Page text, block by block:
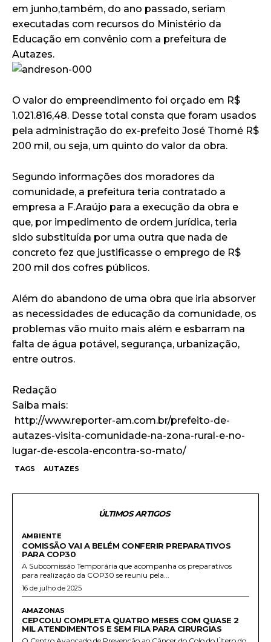
em junho,também, do ano passado, seriam
executadas com recursos do Ministério da
Educação em convênio com a prefeitura de
Autazes.
O valor do empreendimento foi orçado em R$
1.021.816,48. Desse total consta que foram usados
pela administração do ex-prefeito José Thomé R$
200 mil, ou seja, um quinto do valor da obra.
Segundo informações dos moradores da
comunidade, a prefeitura teria contratado a
empresa a F.Araújo para a execução da obra e
que, por impedimento de ordem jurídica, teria
sido substituída por uma outra que nada de
concreto fez que justificasse o emprego de R$
200 mil dos cofres públicos.
Além do abandono de uma obra que iria absorver
as necessidades de educação da comunidade, os
problemas vão muito mais além e esbarram na
falta de água potável, segurança, urbanização,
entre outros.
Redação
Saiba mais:
http://www.reporter-am.com.br/prefeito-de-
autazes-visita-comunidade-na-zona-rural-e-no-
lugar-de-escola-encontra-so-mato/
TAGS AUTAZES
ÚLTIMOS ARTIGOS
AMBIENTE
COMISSÃO VAI A BELÉM CONFERIR PREPARATIVOS
PARA COP30
A Subcomissão Temporária que acompanha os preparativos
para realização da COP30 se reuniu pela...
16 de julho de 2025
AMAZONAS
CEPCOLU COMPLETA QUATRO MESES COM QUASE 2
MIL ATENDIMENTOS E SEM FILA PARA CIRURGIAS
O Centro Avançado de Prevenção ao Câncer do Colo do Útero do